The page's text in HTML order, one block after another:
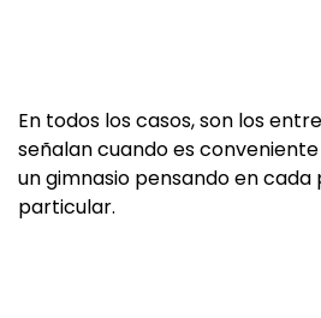
En todos los casos, son los
señalan cuando es
un gimnasio pensando en cada
particular.